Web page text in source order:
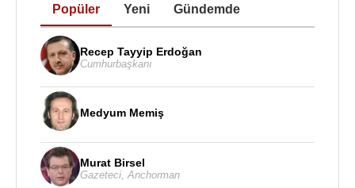
Popüler Yeni Gündemde
Recep Tayyip Erdoğan
Cumhurbaşkanı
Medyum Memiş
Murat Birsel
Gazeteci Anchorman